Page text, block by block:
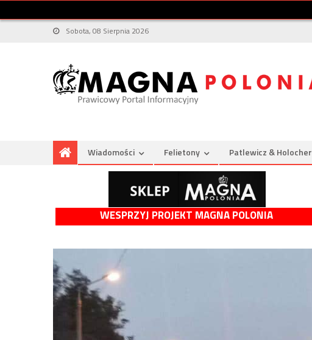
Sobota, 08 Sierpnia 2026
Wiadomości Felietony Patlewicz & Holocher
WESPRZYJ PROJEKT MAGNA POLONIA